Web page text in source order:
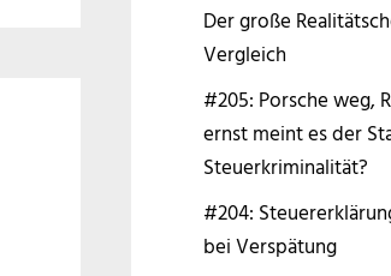
Der große
Vergleich
#205: Porsche weg,
ernst meint es der
Steuerkriminalität?
#204:
bei Verspätung